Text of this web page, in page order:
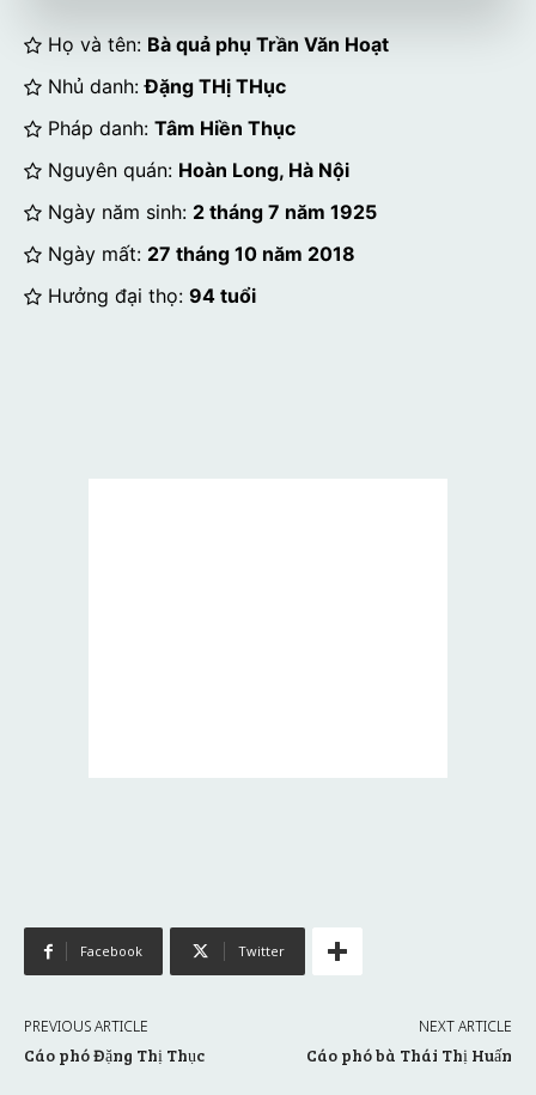
Họ và tên: Bà quả phụ Trần Văn Hoạt
Nhủ danh: Đặng THị THục
Pháp danh: Tâm Hiền Thục
Nguyên quán: Hoàn Long, Hà Nội
Ngày năm sinh: 2 tháng 7 năm 1925
Ngày mất: 27 tháng 10 năm 2018
Hưởng đại thọ: 94 tuổi
Facebook Twitter
PREVIOUS ARTICLE
Cáo phó Đặng Thị Thục
NEXT ARTICLE
Cáo phó bà Thái Thị Huấn